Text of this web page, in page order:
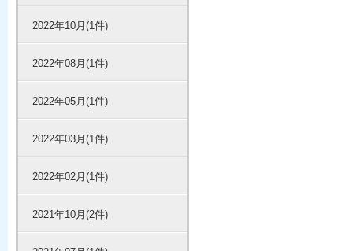
2022年10月(1件)
2022年08月(1件)
2022年05月(1件)
2022年03月(1件)
2022年02月(1件)
2021年10月(2件)